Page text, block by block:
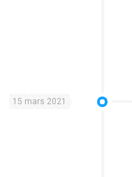
15 mars 2021